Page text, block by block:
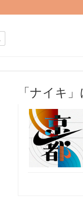
「ナイキ